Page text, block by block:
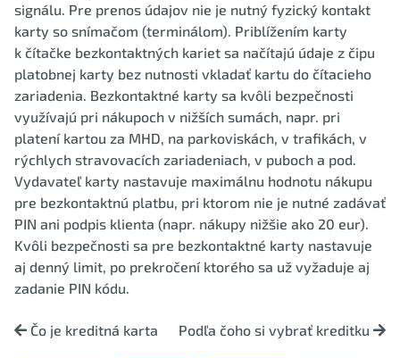
signálu. Pre prenos údajov nie je nutný fyzický kontakt
karty so snímačom (terminálom). Priblížením karty
k čítačke bezkontaktných kariet sa načítajú údaje z čipu
platobnej karty bez nutnosti vkladať kartu do čítacieho
zariadenia. Bezkontaktné karty sa kvôli bezpečnosti
využívajú pri nákupoch v nižších sumách, napr. pri
platení kartou za MHD, na parkoviskách, v trafikách, v
rýchlych stravovacích zariadeniach, v puboch a pod.
Vydavateľ karty nastavuje maximálnu hodnotu nákupu
pre bezkontaktnú platbu, pri ktorom nie je nutné zadávať
PIN ani podpis klienta (napr. nákupy nižšie ako 20 eur).
Kvôli bezpečnosti sa pre bezkontaktné karty nastavuje
aj denný limit, po prekročení ktorého sa už vyžaduje aj
zadanie PIN kódu.
Čo je kreditná karta Podľa čoho si vybrať kreditku